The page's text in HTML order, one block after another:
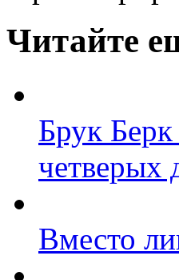
Читайте
Брук
четверых
Вместо